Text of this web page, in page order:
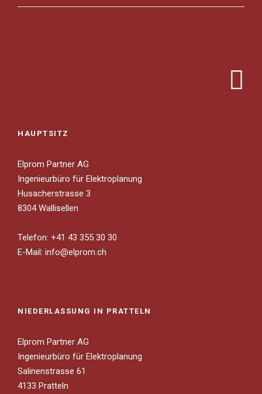
HAUPTSITZ
Elprom Partner AG
Ingenieurbüro für Elektroplanung
Husacherstrasse 3
8304 Wallisellen
Telefon: +41 43 355 30 30
E-Mail: info@elprom.ch
NIEDERLASSUNG IN PRATTELN
Elprom Partner AG
Ingenieurbüro für Elektroplanung
Salinenstrasse 61
4133 Pratteln